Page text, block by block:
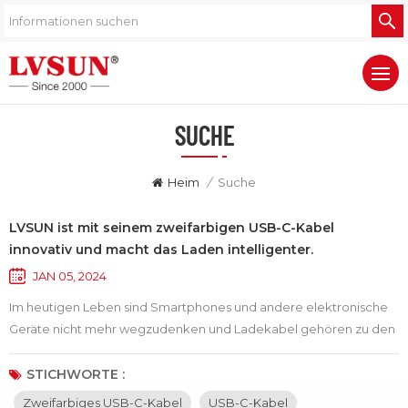
SUCHE
Heim / Suche
LVSUN ist mit seinem zweifarbigen USB-C-Kabel
innovativ und macht das Laden intelligenter.
JAN 05, 2024
Im heutigen Leben sind Smartphones und andere elektronische
Geräte nicht mehr wegzudenken und Ladekabel gehören zu den
unverzichtbaren Accessoires unseres täglichen Lebens. Mit der
kontinuierlichen Weiterentwicklung der Technologie werden
USB-C-Ladekabel ständig weiterentwickelt und sorgen für mehr
STICHWORTE :
Zweifarbiges USB-C-Kabel USB-C-Kabel